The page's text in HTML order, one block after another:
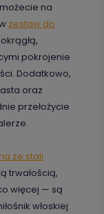
na
zestaw do
pokrojenie
Dodatkowo,
oraz
przełożycie
ze stali
trwałością,
więcej — są
włoskiej